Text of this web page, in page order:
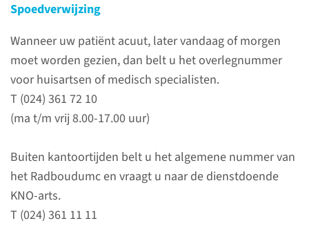
Spoedverwijzing
Wanneer uw patiënt acuut, later vandaag of morgen
moet worden gezien, dan belt u het overlegnummer
voor huisartsen of medisch specialisten.
T (024) 361 72 10
(ma t/m vrij 8.00-17.00 uur)
Buiten kantoortijden belt u het algemene nummer van
het Radboudumc en vraagt u naar de dienstdoende
KNO-arts.
T (024) 361 11 11
(Hearing & Genes)
Implanteerbare
hoortoestellen (Hearing &
Implants)
Hoofd-Hals Oncologie
Aangezichtschirurgie
Vestibulologie
Schedelbasispathologie